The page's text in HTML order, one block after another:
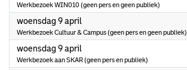
Werkbezoek WIN010 (geen pers en geen publiek)
woensdag 9 april
Werkbezoek Cultuur & Campus (geen pers en geen publiek)
woensdag 9 april
Werkbezoek aan SKAR (geen pers en publiek)